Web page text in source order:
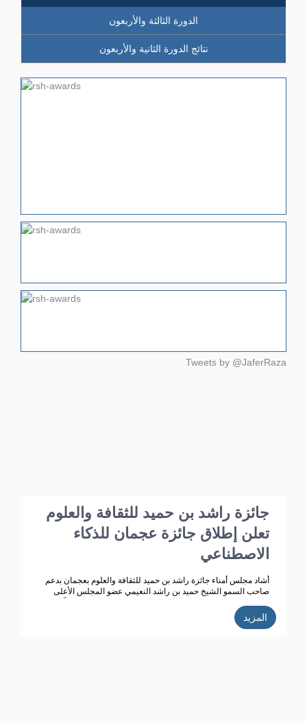
الدورة الثالثة والأربعون
نتائج الدورة الثانية والأربعون
Tweets by @JaferRaza
جائزة راشد بن حميد للثقافة والعلوم
تعلن إطلاق جائزة عجمان للذكاء
الاصطناعي
أشاد مجلس أمناء جائزة راشد بن حميد للثقافة والعلوم بعجمان بدعم
صاحب السمو الشيخ حميد بن راشد النعيمي عضو المجلس الأعلى
رئيسة مجلس أمناء جائزة راشد بن حميد للثقافة والعلوم ، مؤكد ين
المزيد